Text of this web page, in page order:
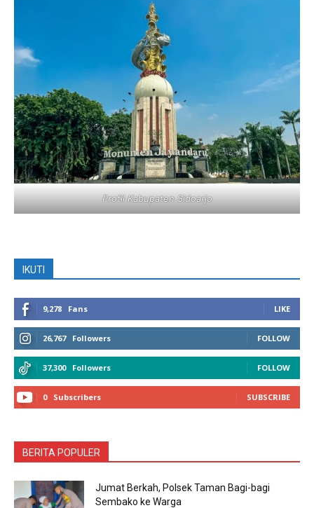
Profil Kabupaten Sidoarjo
IKUTI
9,278 Fans LIKE
26,767 Followers FOLLOW
37,300 Followers FOLLOW
0 Subscribers SUBSCRIBE
BERITA POPULER
Jumat Berkah, Polsek Taman Bagi-bagi
Sembako ke Warga